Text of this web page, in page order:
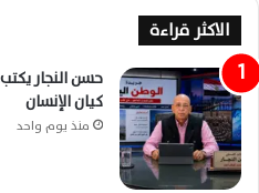
الاكثر قراءة
حسن النجار
كيان الإنسان
منذ يوم واحد